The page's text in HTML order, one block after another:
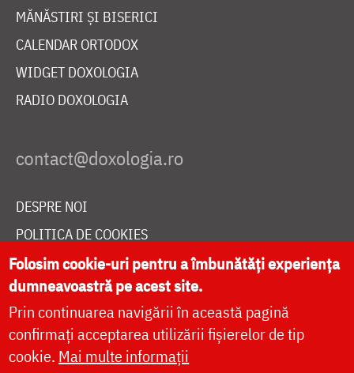
MĂNĂSTIRI ȘI BISERICI
CALENDAR ORTODOX
WIDGET DOXOLOGIA
RADIO DOXOLOGIA
DESPRE NOI
POLITICA DE COOKIES
DONEAZĂ ONLINE PENTRU CATEDRALA NAȚIONALĂ
LIVE
Folosim cookie-uri pentru a îmbunătăți experiența
dumneavoastră pe acest site.
Prin continuarea navigării în această pagină
confirmați acceptarea utilizării fișierelor de tip
cookie. Mai multe informații